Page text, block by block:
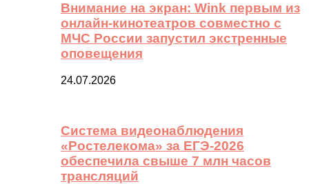
Внимание на экран: Wink первым из
онлайн-кинотеатров совместно с
МЧС России запустил экстренные
оповещения
24.07.2026
Система видеонаблюдения
«Ростелекома» за ЕГЭ-2026
обеспечила свыше 7 млн часов
трансляций